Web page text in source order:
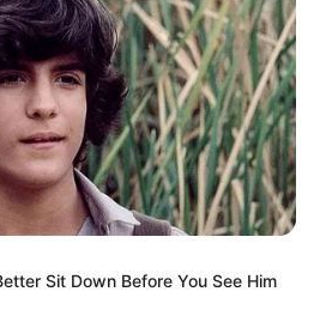
Sit Down Before You See Him